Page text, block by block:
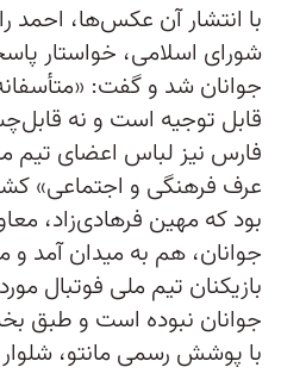
با انتشار آن عکس‌ها، احمد
شورای اسلامی، خواستار
جوانان شد و گفت:
قابل توجیه است و نه
فارس نیز لباس اعضای تیم
عرف فرهنگی و اجتماعی»
بود که مهین فرهادی‌زاد،
جوانان، هم به میدان
بازیکنان تیم ملی فوتبال
جوانان نبوده است و طبق
با پوشش رسمی مانتو،